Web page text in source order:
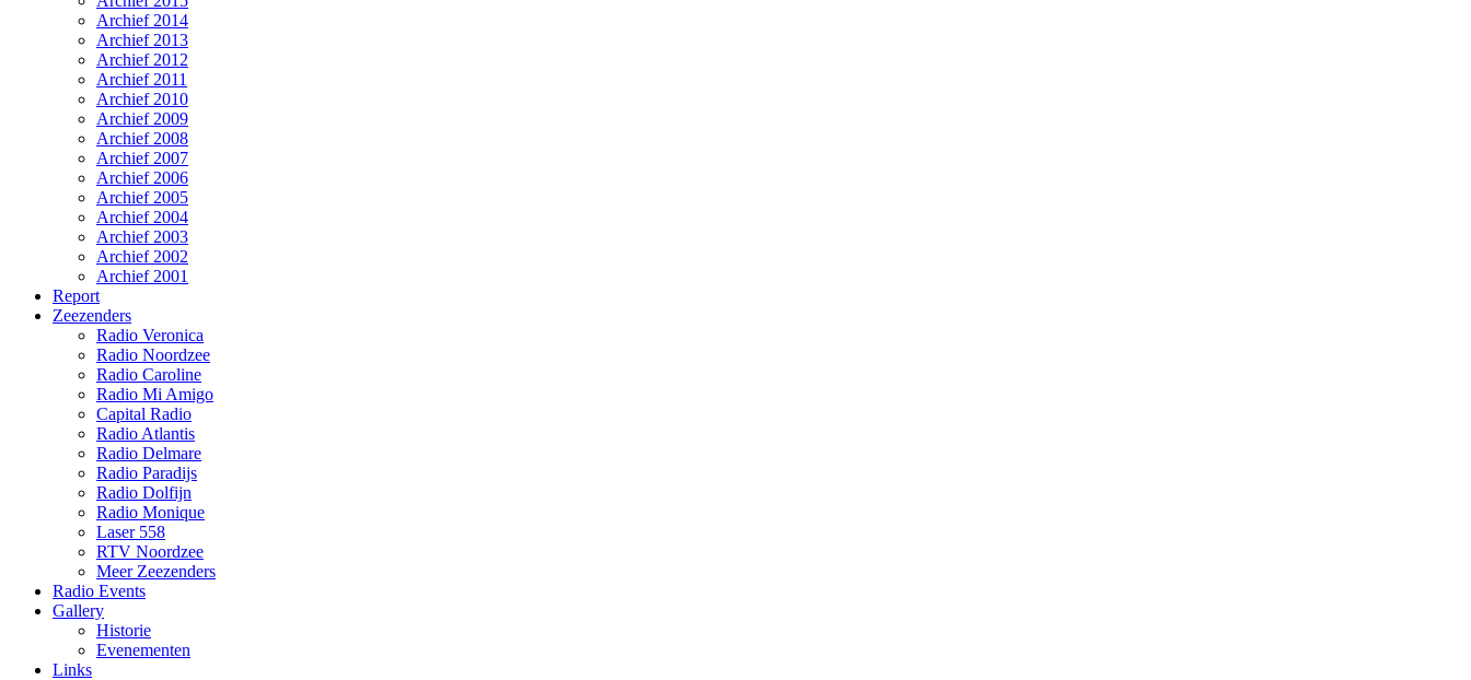
Archief 2014
Archief 2013
Archief 2012
Archief 2011
Archief 2010
Archief 2009
Archief 2008
Archief 2007
Archief 2006
Archief 2005
Archief 2004
Archief 2003
Archief 2002
Archief 2001
Report
Zeezenders
Radio Veronica
Radio Noordzee
Radio Caroline
Radio Mi Amigo
Capital Radio
Radio Atlantis
Radio Delmare
Radio Paradijs
Radio Dolfijn
Radio Monique
Laser 558
RTV Noordzee
Meer Zeezenders
Radio Events
Gallery
Historie
Evenementen
Links